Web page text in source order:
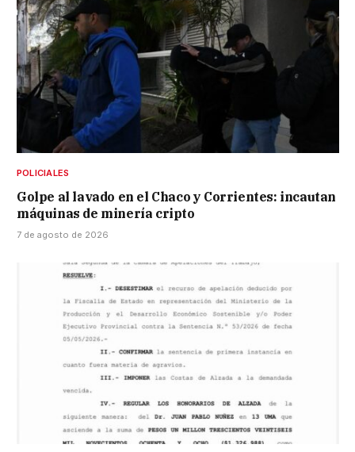
POLICIALES
Golpe al lavado en el Chaco y Corrientes: incautan
máquinas de minería cripto
7 de agosto de 2026